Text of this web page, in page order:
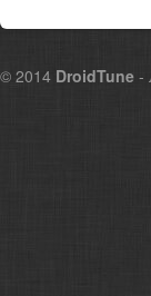
© 2014 DroidTune -